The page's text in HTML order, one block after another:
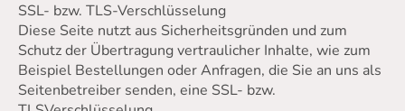
SSL- bzw. TLS-Verschlüsselung
Diese Seite nutzt aus Sicherheitsgründen und zum
Schutz der Übertragung vertraulicher Inhalte, wie zum
Beispiel Bestellungen oder Anfragen, die Sie an uns als
Seitenbetreiber senden, eine SSL- bzw.